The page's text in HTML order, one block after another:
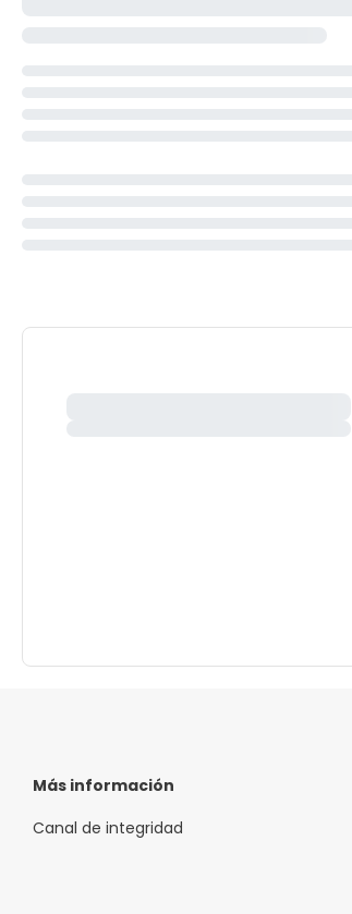
Más información
Canal de integridad